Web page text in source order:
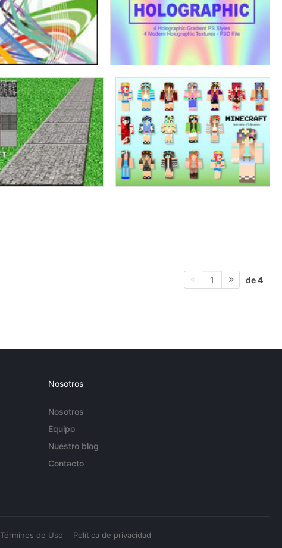
1 de 4
Nosotros
Nosotros
Equipo
Nuestro blog
Contacto
Términos de Uso Política de privacidad